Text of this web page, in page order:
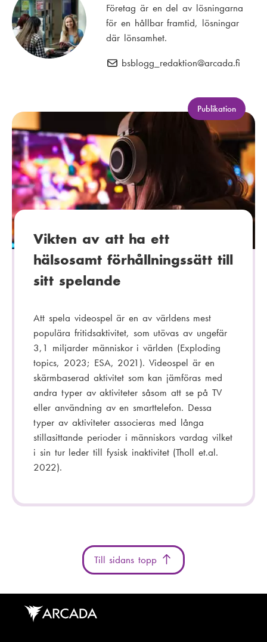
Företag är en del av lösningarna
för en hållbar framtid, lösningar
där lönsamhet.
E
t
bsblogg_redaktion@arcada.fi
Vikten av att ha ett
hälsosamt förhållningssätt till
sitt spelande
Att spela videospel är en av världens mest
populära fritidsaktivitet, som utövas av ungefär
3,1 miljarder människor i världen (Exploding
topics, 2023; ESA, 2021). Videospel är en
skärmbaserad aktivitet som kan jämföras med
andra typer av aktiviteter såsom att se på TV
eller användning av en smarttelefon. Dessa
typer av aktiviteter associeras med långa
stillasittande perioder i människors vardag vilket
i sin tur leder till fysisk inaktivitet (Tholl et.al.
2022).
K
a
i
Publikation
Till sidans topp